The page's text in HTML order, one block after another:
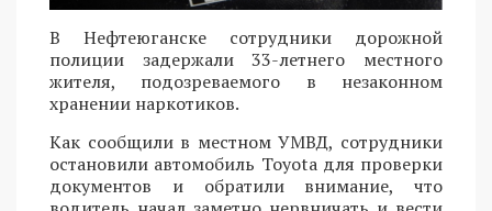
В Нефтеюганске сотрудники дорожной
полиции задержали 33-летнего местного
жителя, подозреваемого в незаконном
хранении наркотиков.
Как сообщили в местном УМВД, сотрудники
остановили автомобиль Toyota для проверки
документов и обратили внимание, что